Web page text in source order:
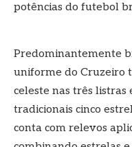
potências do futebol
Predominantemente
uniforme do Cruzeiro
celeste nas três listras
tradicionais cinco
conta com relevos